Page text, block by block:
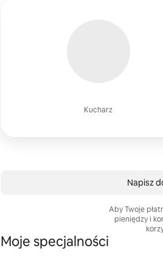
Kucharz
Napisz
Aby Twoje
pieniędzy i
Moje specjalności